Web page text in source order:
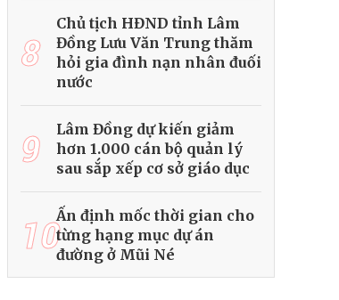
8
Chủ tịch HĐND tỉnh Lâm
Đồng Lưu Văn Trung thăm
hỏi gia đình nạn nhân đuối
nước
9
Lâm Đồng dự kiến giảm
hơn 1.000 cán bộ quản lý
sau sắp xếp cơ sở giáo dục
10Ấn định mốc thời gian cho
từng hạng mục dự án
đường ở Mũi Né